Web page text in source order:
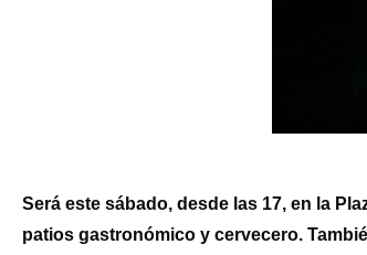
Será este sábado, desde las 17, en la
patios gastronómico y cervecero.